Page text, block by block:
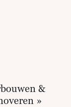
&
»